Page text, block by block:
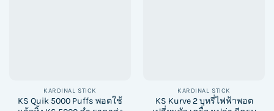
KARDINAL STICK
KS Quik 5000 Puffs พอตใช้
KARDINAL STICK
KS Kurve 2 บุหรี่ไฟฟ้าพอต